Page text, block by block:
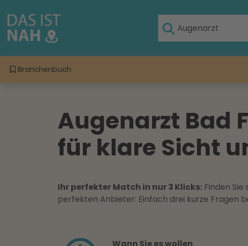
Branchenbuch
Augenarzt Bad
für klare Sicht
Ihr perfekter Match in nur 3 Klicks: Finden
perfekten Anbieter: Einfach drei kurze Fragen